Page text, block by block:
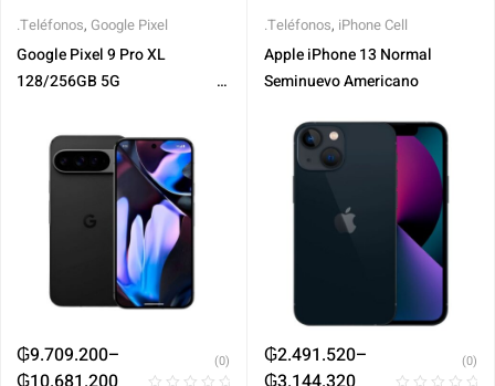
.Teléfonos, Google Pixel
Google Pixel 9 Pro XL
128/256GB 5G ‎ ‎ ‎ ‎ ‎ ‎ ‎ ‎ ‎ ‎ ‎ ‎ ‎ ‎ ‎ ‎ ‎ ‎ ‎ ‎ ‎ ‎ ‎ ‎ ‎ ‎ ‎ ‎ ‎ ‎ ‎ ‎ ‎
₲9.709.200–
(0)
.Teléfonos, iPhone Cell
Apple iPhone 13 Normal
Seminuevo Americano
₲2.491.520–
(0)